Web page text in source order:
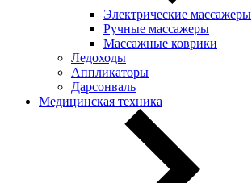
Электрические массажеры
Ручные массажеры
Массажные коврики
Ледоходы
Аппликаторы
Дарсонваль
Медицинская техника